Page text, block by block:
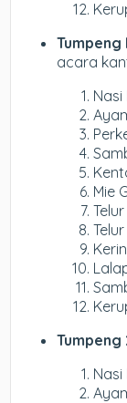
Tumpeng
acara
Nasi
Mie
Nasi